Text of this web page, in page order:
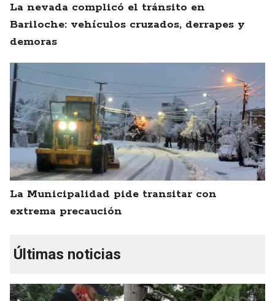
La nevada complicó el tránsito en
Bariloche: vehículos cruzados, derrapes y
demoras
La Municipalidad pide transitar con
extrema precaución
Últimas noticias